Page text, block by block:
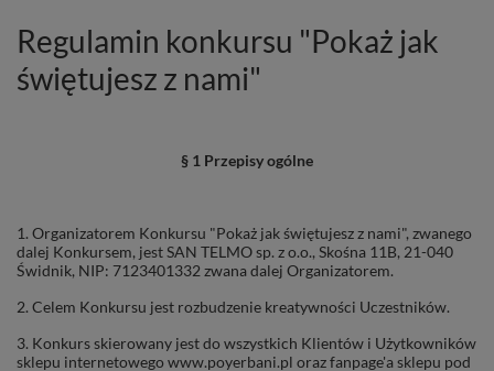
Regulamin konkursu "Pokaż jak
świętujesz z nami"
§ 1 Przepisy ogólne
1. Organizatorem Konkursu "Pokaż jak świętujesz z nami", zwanego
dalej Konkursem, jest SAN TELMO sp. z o.o., Skośna 11B, 21-040
Świdnik, NIP: 7123401332 zwana dalej Organizatorem.
2. Celem Konkursu jest rozbudzenie kreatywności Uczestników.
3. Konkurs skierowany jest do wszystkich Klientów i Użytkowników
sklepu internetowego www.poyerbani.pl oraz fanpage'a sklepu pod